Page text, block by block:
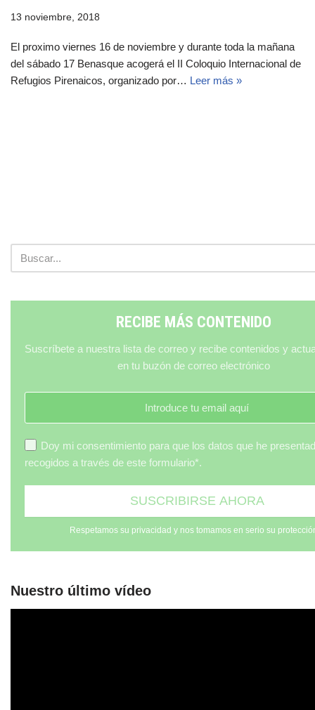
13 noviembre, 2018
El proximo viernes 16 de noviembre y durante toda la mañana
del sábado 17 Benasque acogerá el II Coloquio Internacional de
Refugios Pirenaicos, organizado por… Leer más »
RECIBE MÁS CONTENIDO
Suscríbete a nuestra lista de correo y recibe contenidos y
en tu buzón de correo electrónico
Doy mi consentimiento para que los datos que he
recogidos a través de este formulario*.
Respetamos su privacidad y nos tomamos en serio su
Nuestro último vídeo